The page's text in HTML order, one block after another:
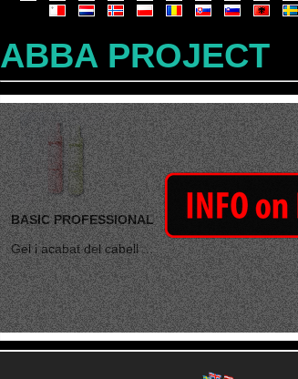
ABBA PROJECT
BASIC PROFESSIONAL
Gel i acabat del cabell ...